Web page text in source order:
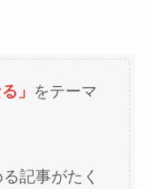
」 をテーマ
記事がたく